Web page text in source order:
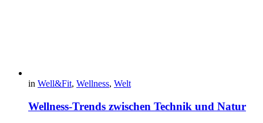
in Well&Fit, Wellness, Welt
Wellness-Trends zwischen Technik und Natur